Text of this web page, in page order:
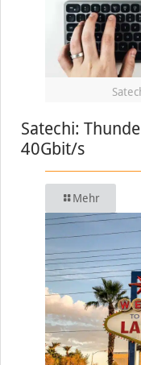
Satechi:
40Gbit/s
Mehr